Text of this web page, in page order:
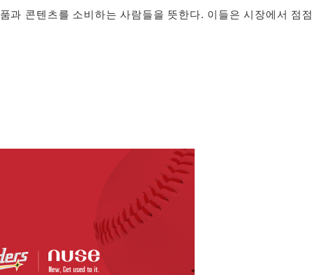
품과 콘텐츠를 소비하는 사람들을 뜻한다. 이들은 시장에서 점점